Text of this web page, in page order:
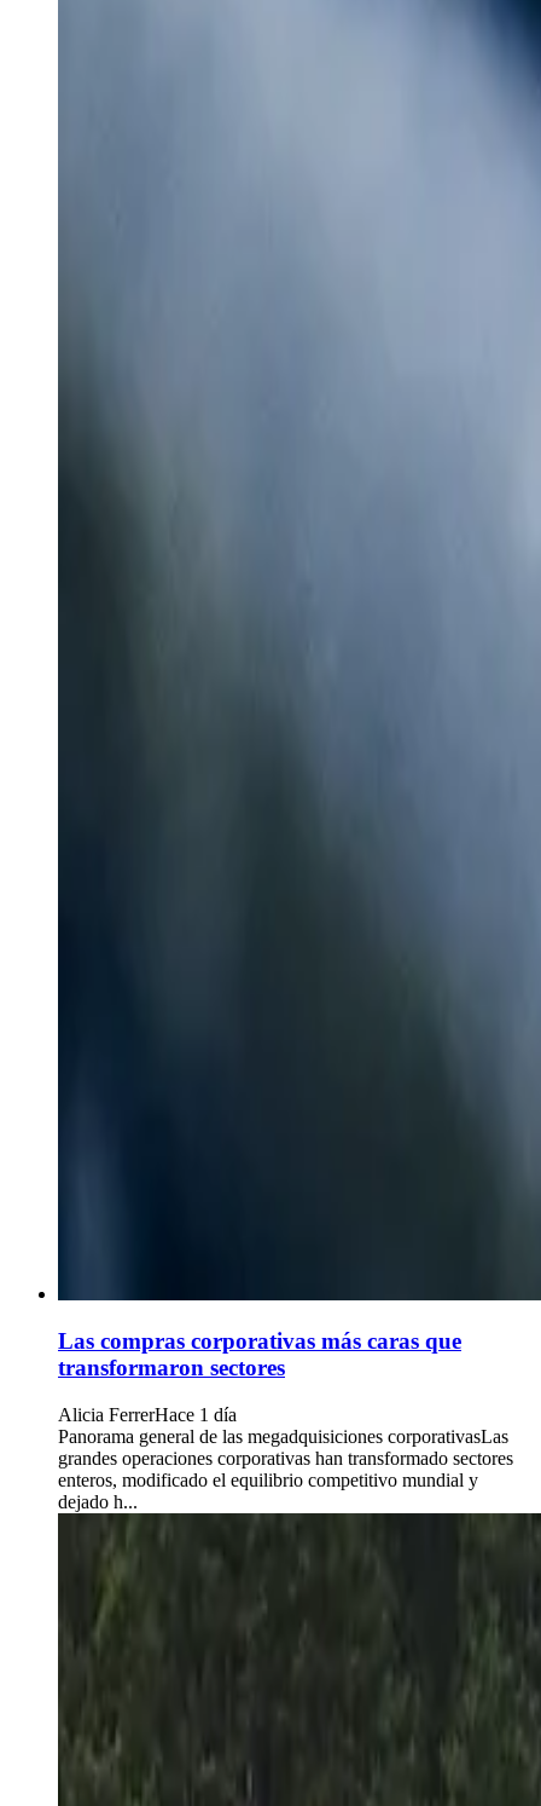
Las compras corporativas más caras que
transformaron sectores
Alicia FerrerHace 1 día
Panorama general de las megadquisiciones corporativasLas
grandes operaciones corporativas han transformado sectores
enteros, modificado el equilibrio competitivo mundial y
dejado h...